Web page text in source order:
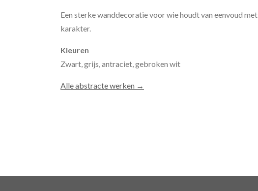
Een sterke wanddecoratie voor wie houdt van eenvoud met
karakter.
Kleuren
Zwart, grijs, antraciet, gebroken wit
Alle abstracte werken →